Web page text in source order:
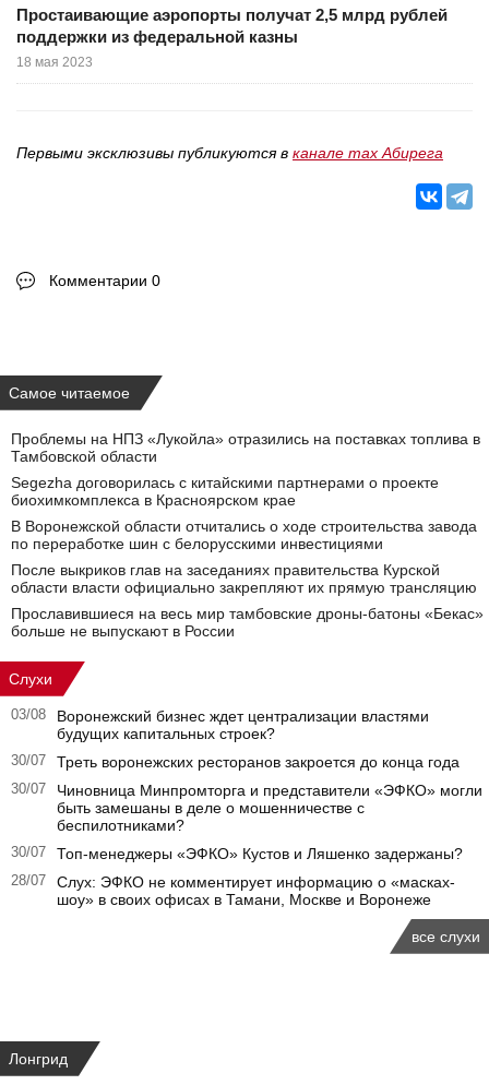
Простаивающие аэропорты получат 2,5 млрд рублей
поддержки из федеральной казны
18 мая 2023
Первыми эксклюзивы публикуются в канале max Абирега
Комментарии 0
Самое читаемое
Проблемы на НПЗ «Лукойла» отразились на поставках топлива в
Тамбовской области
Segezha договорилась с китайскими партнерами о проекте
биохимкомплекса в Красноярском крае
В Воронежской области отчитались о ходе строительства завода
по переработке шин с белорусскими инвестициями
После выкриков глав на заседаниях правительства Курской
области власти официально закрепляют их прямую трансляцию
Прославившиеся на весь мир тамбовские дроны-батоны «Бекас»
больше не выпускают в России
Слухи
03/08
Воронежский бизнес ждет централизации властями
будущих капитальных строек?
30/07 Треть воронежских ресторанов закроется до конца года
30/07
Чиновница Минпромторга и представители «ЭФКО» могли
быть замешаны в деле о мошенничестве с
беспилотниками?
30/07 Топ-менеджеры «ЭФКО» Кустов и Ляшенко задержаны?
28/07
Слух: ЭФКО не комментирует информацию о «масках-
шоу» в своих офисах в Тамани, Москве и Воронеже
все слухи
Лонгрид